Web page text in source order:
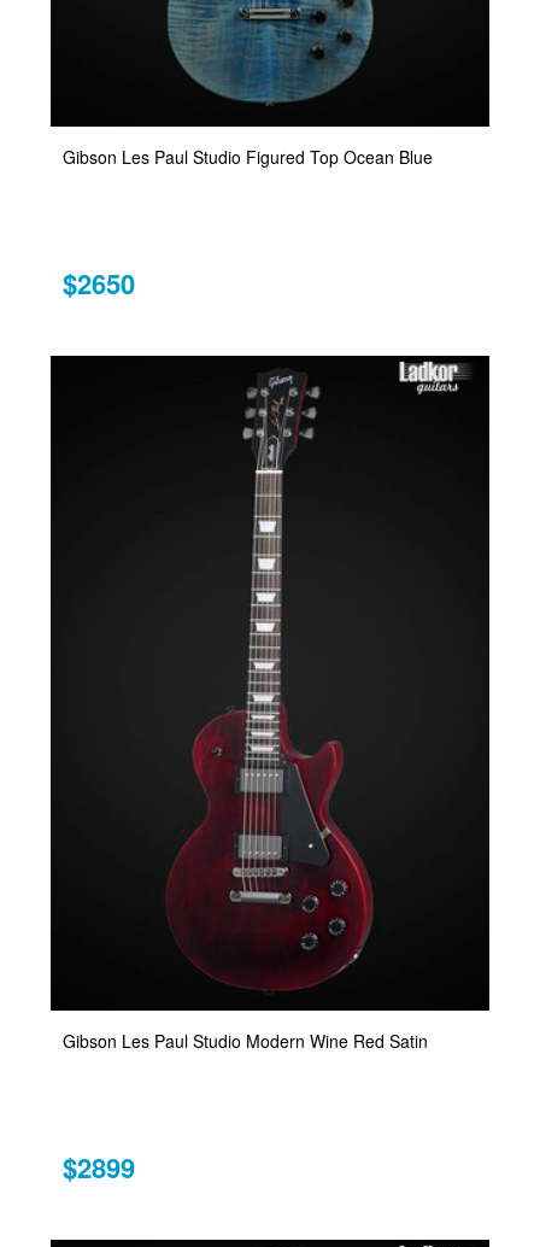
Gibson Les Paul Studio Figured Top Ocean Blue
$2650
Gibson Les Paul Studio Modern Wine Red Satin
$2899